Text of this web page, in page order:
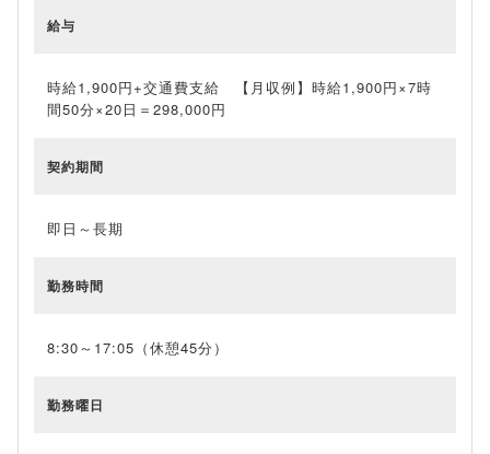
給与
時給1,900円+交通費支給 【月収例】時給1,900円×7時
間50分×20日＝298,000円
契約期間
即日～長期
勤務時間
8:30～17:05（休憩45分）
勤務曜日